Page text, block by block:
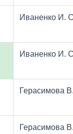
Иваненко И.
Иваненко И.
Герасимова
Герасимова